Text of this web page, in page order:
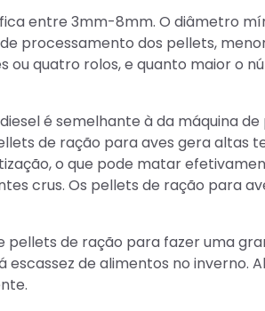
entre 3mm-8mm. O diâmetro
processamento dos pellets,
quatro rolos, e quanto maior o
é semelhante à da máquina
de ração para aves gera altas
o que pode matar
crus. Os pellets de ração para
de ração para fazer uma
de alimentos no inverno.